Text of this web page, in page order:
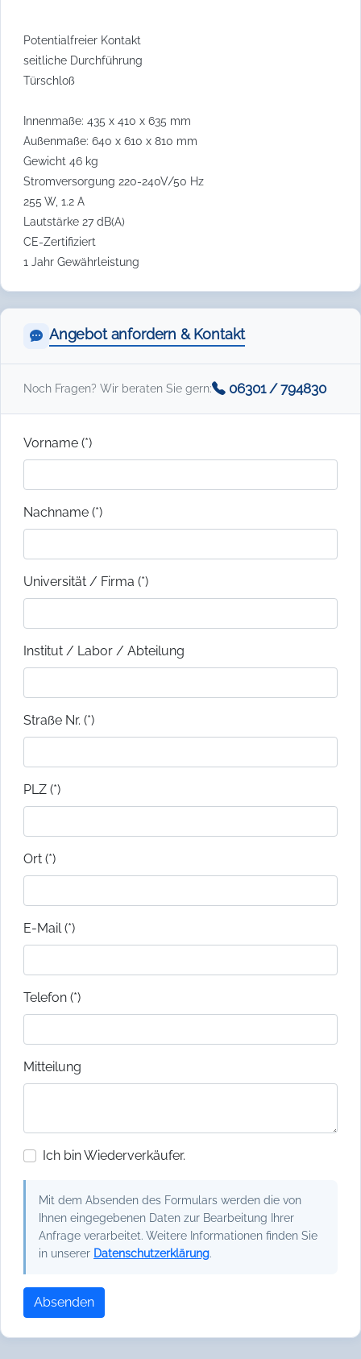
Potentialfreier Kontakt
seitliche Durchführung
Türschloß
Innenmaße: 435 x 410 x 635 mm
Außenmaße: 640 x 610 x 810 mm
Gewicht 46 kg
Stromversorgung 220-240V/50 Hz
255 W, 1.2 A
Lautstärke 27 dB(A)
CE-Zertifiziert
1 Jahr Gewährleistung
Angebot anfordern & Kontakt
Noch Fragen? Wir beraten Sie gern: 06301 / 794830
Vorname (*)
Nachname (*)
Universität / Firma (*)
Institut / Labor / Abteilung
Straße Nr. (*)
PLZ (*)
Ort (*)
E-Mail (*)
Telefon (*)
Mitteilung
Ich bin Wiederverkäufer.
Mit dem Absenden des Formulars werden die von
Ihnen eingegebenen Daten zur Bearbeitung Ihrer
Anfrage verarbeitet. Weitere Informationen finden Sie
in unserer Datenschutzerklärung.
Absenden